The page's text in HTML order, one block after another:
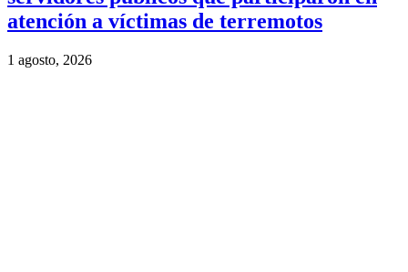
atención a víctimas de terremotos
1 agosto, 2026